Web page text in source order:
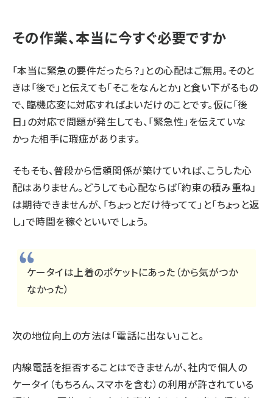
その作業、本当に今すぐ必要ですか
「本当に緊急の要件だったら？」との心配はご無用。そのと
きは「後で」と伝えても「そこをなんとか」と食い下がるもの
で、臨機応変に対応すればよいだけのことです。仮に「後
日」の対応で問題が発生しても、「緊急性」を伝えていな
かった相手に瑕疵があります。
そもそも、普段から信頼関係が築けていれば、こうした心
配はありません。どうしても心配ならば「約束の積み重ね」
は期待できませんが、「ちょっとだけ待ってて」と「ちょっと返
し」で時間を稼ぐといいでしょう。
ケータイは上着のポケットにあった（から気がつか
なかった）
次の地位向上の方法は「電話に出ない」こと。
内線電話を拒否することはできませんが、社内で個人の
ケータイ（もちろん、スマホを含む）の利用が許されている